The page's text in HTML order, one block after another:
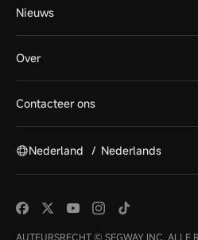
Nieuws
Over
Contacteer ons
Nederland / Nederlands
AUTEURSRECHT © SEGWAY INC. ALLE